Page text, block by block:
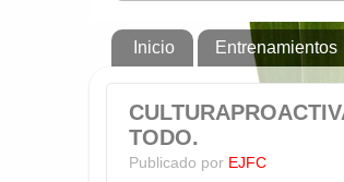
Inicio Entrenamientos
TODO.
Publicado por EJFC